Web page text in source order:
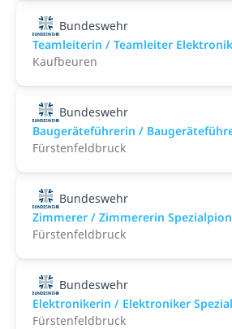
Bundeswehr
Teamleiterin / Teamleiter
Kaufbeuren
Bundeswehr
Baugeräteführerin /
Fürstenfeldbruck
Bundeswehr
Zimmerer / Zimmererin
Fürstenfeldbruck
Bundeswehr
Elektronikerin / Elektroniker
Fürstenfeldbruck